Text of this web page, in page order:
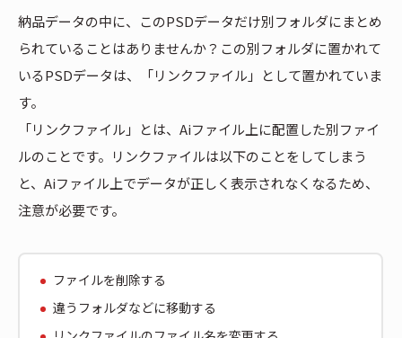
納品データの中に、このPSDデータだけ別フォルダにまとめ
られていることはありませんか？この別フォルダに置かれて
いるPSDデータは、「リンクファイル」として置かれていま
す。
「リンクファイル」とは、Aiファイル上に配置した別ファイ
ルのことです。リンクファイルは以下のことをしてしまう
と、Aiファイル上でデータが正しく表示されなくなるため、
注意が必要です。
ファイルを削除する
違うフォルダなどに移動する